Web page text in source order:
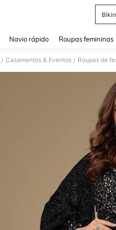
Navio rápido Roupas femininas
/ Casamentos & Eventos / Roupas de